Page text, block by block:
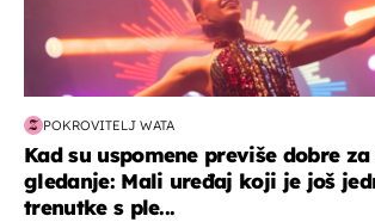
POKROVITELJ WATA
Kad su uspomene previše dobre
gledanje: Mali uređaj koji je još
trenutke s ple...